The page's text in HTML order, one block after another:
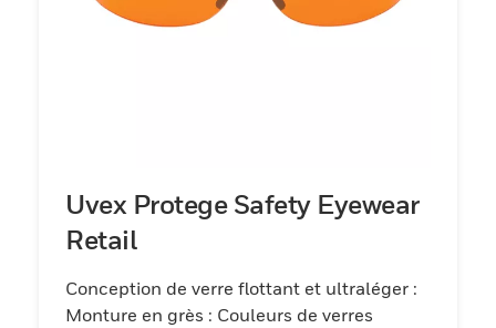
Uvex Protege Safety Eyewear
Retail
Conception de verre flottant et ultraléger :
Monture en grès : Couleurs de verres